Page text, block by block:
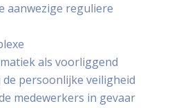
aanwezige reguliere
als voorliggend
persoonlijke veiligheid
medewerkers in gevaar